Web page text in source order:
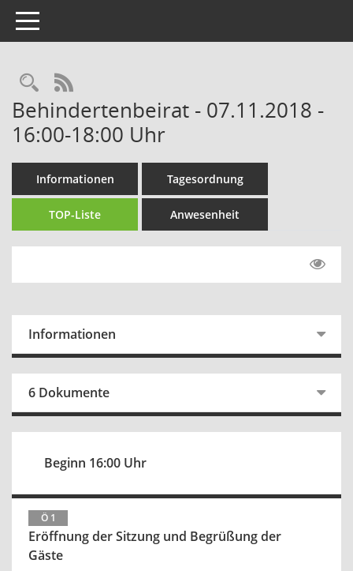
Toggle navigation
Rechercheauswahl
RSS-Feed
Behindertenbeirat - 07.11.2018 -
16:00-18:00 Uhr
Informationen Tagesordnung
TOP-Liste Anwesenheit
Informationen
6 Dokumente
Beginn 16:00 Uhr
Ö 1
Eröffnung der Sitzung und Begrüßung der
Gäste